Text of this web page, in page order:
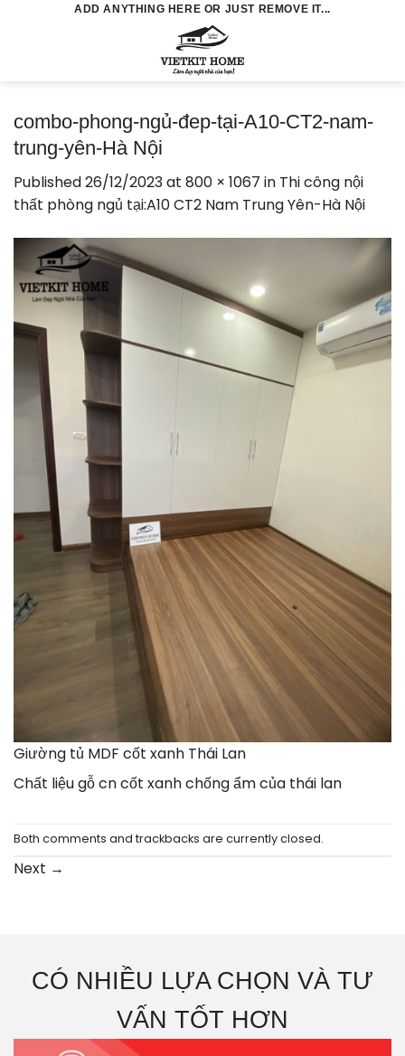
ADD ANYTHING HERE OR JUST REMOVE IT...
combo-phong-ngủ-đep-tại-A10-CT2-nam-
trung-yên-Hà Nội
Published26/12/2023at 800 × 1067 in Thi công nội
thất phòng ngủ tại:A10 CT2 Nam Trung Yên-Hà Nội
Giường tủ MDF cốt xanh Thái Lan
Chất liệu gỗ cn cốt xanh chống ẩm của thái lan
Both comments and trackbacks are currently closed.
Next →
CÓ NHIỀU LỰA CHỌN VÀ TƯ
VẤN TỐT HƠN